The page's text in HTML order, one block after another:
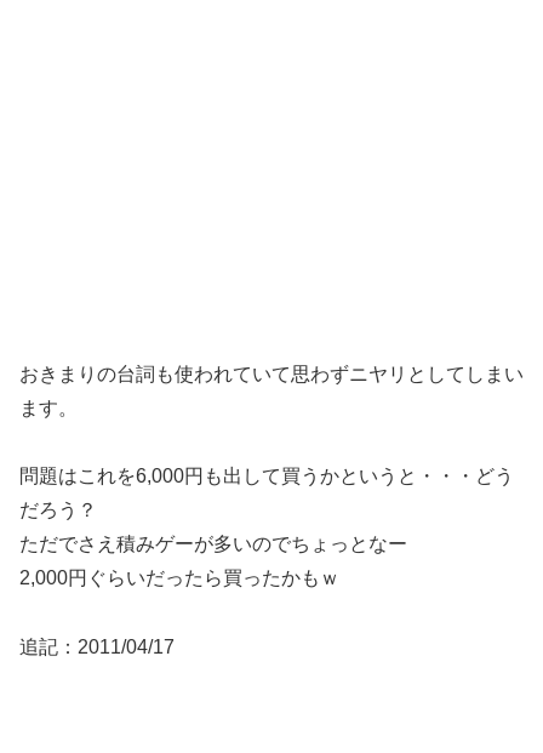
おきまりの台詞も使われていて思わずニヤリとしてしまい
ます。
問題はこれを6,000円も出して買うかというと・・・どう
だろう？
ただでさえ積みゲーが多いのでちょっとなー
2,000円ぐらいだったら買ったかもｗ
追記：2011/04/17